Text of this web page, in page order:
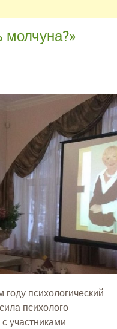
молчуна?»
психологический
психолого-
участниками